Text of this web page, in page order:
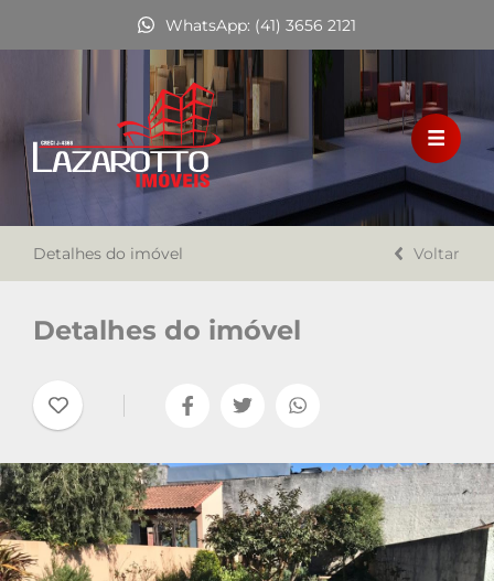
WhatsApp: (41) 3656 2121
HOME
VENDA
FINANCIAMENTO
CONTATO
Favoritos
Cadastre seu imóvel
Área do Cliente
Detalhes do imóvel Voltar
Detalhes do imóvel